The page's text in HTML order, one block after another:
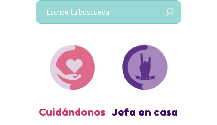
Buscar:
Cuidándonos Jefa en casa